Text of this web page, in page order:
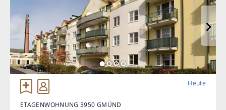
Heute
ETAGENWOHNUNG 3950 GMÜND